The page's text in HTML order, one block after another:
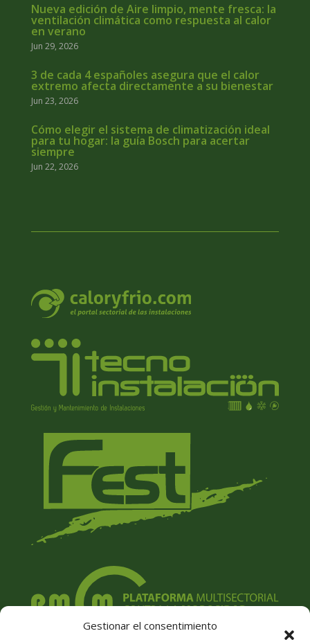
Gestionar el consentimiento
Nueva edición de Aire limpio, mente fresca: la
ventilación climática como respuesta al calor
en verano
Jun 29, 2026
3 de cada 4 españoles asegura que el calor
extremo afecta directamente a su bienestar
Jun 23, 2026
Cómo elegir el sistema de climatización ideal
para tu hogar: la guía Bosch para acertar
siempre
Jun 22, 2026